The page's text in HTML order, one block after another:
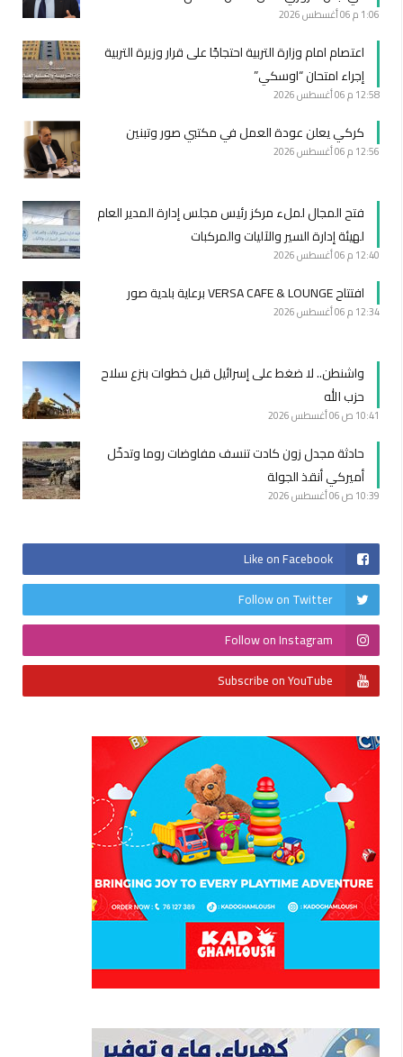
1:06 م 06 أغسطس 2026
اعتصام امام وزارة التربية احتجاجًا على قرار وزيرة التربية
إجراء امتحان “اوسكي”
12:58 م 06 أغسطس 2026
كركي يعلن عودة العمل في مكتبي صور وتبنين
12:56 م 06 أغسطس 2026
فتح المجال لملء مركز رئيس مجلس إدارة المدير العام
لهيئة إدارة السير والآليات والمركبات
12:40 م 06 أغسطس 2026
افتتاح VERSA CAFE & LOUNGE برعاية بلدية صور
12:34 م 06 أغسطس 2026
واشنطن.. لا ضغط على إسرائيل قبل خطوات بنزع سلاح
حزب الله
10:41 ص 06 أغسطس 2026
حادثة مجدل زون كادت تنسف مفاوضات روما وتدخّل
أميركي أنقذ الجولة
10:39 ص 06 أغسطس 2026
Like on Facebook
Follow on Twitter
Follow on Instagram
Subscribe on YouTube